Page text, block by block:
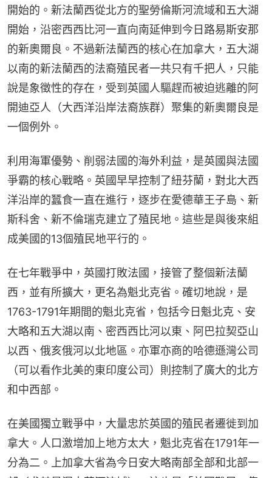
開始的。新法蘭西從北方的聖勞倫斯河流域和五大湖
開始，沿密西西比河一直向南延伸到今日路易斯安那
的新奧爾良。不過新法蘭西的核心在加拿大，五大湖
以南的新法蘭西的法裔殖民者一共只有千把人，只能
說是象徵性的存在，受到英國人驅趕而被迫逃離的阿
開迪亞人（大西洋沿岸法裔族群）聚集的新奧爾良是
一個例外。
利用海軍優勢、削弱法國的海外利益，是英國與法國
爭霸的核心戰略。英國早早控制了紐芬蘭，對北大西
洋沿岸的蠶食一直在進行，逐步在愛德華王子島、新
斯科舍、新不倫瑞克建立了殖民地。這些是與後來組
成美國的13個殖民地平行的。
在七年戰爭中，英國打敗法國，接管了整個新法蘭
西，並有所擴大，更名為魁北克省。確切地說，是
1763-1791年期間的魁北克省，包括今日魁北克、安
大略和五大湖以南、密西西比河以東、阿巴拉契亞山
以西、俄亥俄河以北地區。亦軍亦商的哈德遜灣公司
（可以看作北美的東印度公司）則控制了廣大的北方
和中西部。
在美國獨立戰爭中，大量忠於英國的殖民者遷徙到加
拿大。人口激增加上地方太大，魁北克省在1791年一
分為二。上加拿大省為今日安大略南部全部和北部一